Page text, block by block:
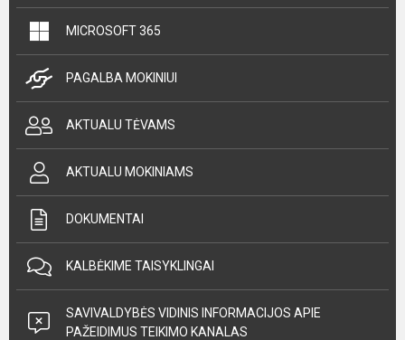
MICROSOFT 365
PAGALBA MOKINIUI
AKTUALU TĖVAMS
AKTUALU MOKINIAMS
DOKUMENTAI
KALBĖKIME TAISYKLINGAI
SAVIVALDYBĖS VIDINIS INFORMACIJOS APIE
PAŽEIDIMUS TEIKIMO KANALAS